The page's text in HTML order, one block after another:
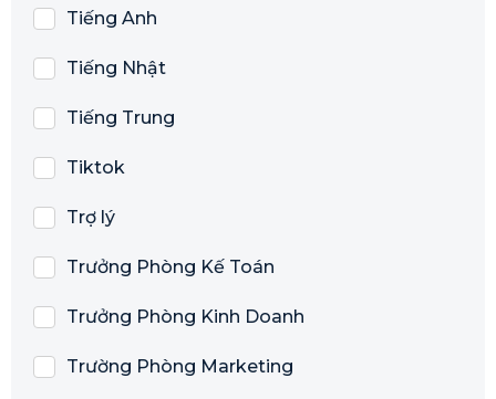
Tiếng Anh
Tiếng Nhật
Tiếng Trung
Tiktok
Trợ lý
Trưởng Phòng Kế Toán
Trưởng Phòng Kinh Doanh
Trường Phòng Marketing